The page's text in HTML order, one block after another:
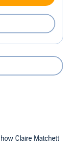
how Claire Matchett